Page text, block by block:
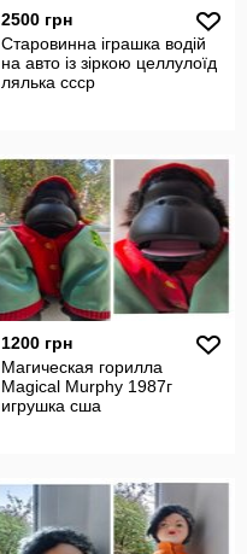
2500 грн
Старовинна іграшка водій
на авто із зіркою целлулоїд
лялька ссср
1200 грн
Магическая горилла
Magical Murphy 1987г
игрушка сша